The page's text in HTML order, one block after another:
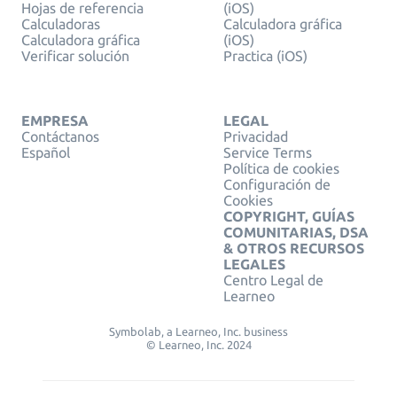
Hojas de referencia
Calculadoras
Calculadora gráfica
Verificar solución
(iOS)
Calculadora gráfica
(iOS)
Practica (iOS)
EMPRESA
Contáctanos
Español
LEGAL
Privacidad
Service Terms
Política de cookies
Configuración de
Cookies
COPYRIGHT, GUÍAS
COMUNITARIAS, DSA
& OTROS RECURSOS
LEGALES
Centro Legal de
Learneo
Symbolab, a Learneo, Inc. business
© Learneo, Inc. 2024